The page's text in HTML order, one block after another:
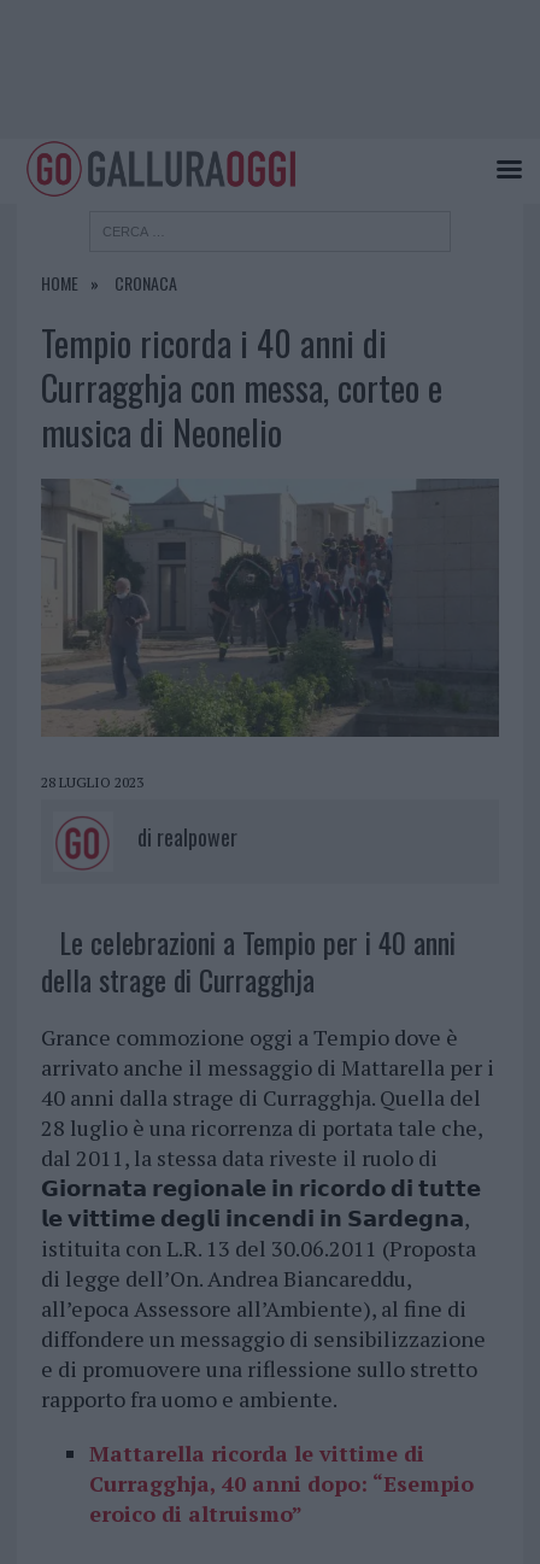
HOME CRONACA
Tempio ricorda i 40 anni di
Curragghja con messa, corteo e
musica di Neonelio
28 LUGLIO 2023
di realpower
Le celebrazioni a Tempio per i 40 anni
della strage di Curragghja
Grance commozione oggi a Tempio dove è
arrivato anche il messaggio di Mattarella per i
40 anni dalla strage di Curragghja. Quella del
28 luglio è una ricorrenza di portata tale che,
dal 2011, la stessa data riveste il ruolo di
𝗚𝗶𝗼𝗿𝗻𝗮𝘁𝗮 𝗿𝗲𝗴𝗶𝗼𝗻𝗮𝗹𝗲 𝗶𝗻 𝗿𝗶𝗰𝗼𝗿𝗱𝗼 𝗱𝗶 𝘁𝘂𝘁𝘁𝗲
𝗹𝗲 𝘃𝗶𝘁𝘁𝗶𝗺𝗲 𝗱𝗲𝗴𝗹𝗶 𝗶𝗻𝗰𝗲𝗻𝗱𝗶 𝗶𝗻 𝗦𝗮𝗿𝗱𝗲𝗴𝗻𝗮,
istituita con L.R. 13 del 30.06.2011 (Proposta
di legge dell’On. Andrea Biancareddu,
all’epoca Assessore all’Ambiente), al fine di
diffondere un messaggio di sensibilizzazione
e di promuovere una riflessione sullo stretto
rapporto fra uomo e ambiente.
Mattarella ricorda le vittime di
Curragghja, 40 anni dopo: “Esempio
eroico di altruismo”